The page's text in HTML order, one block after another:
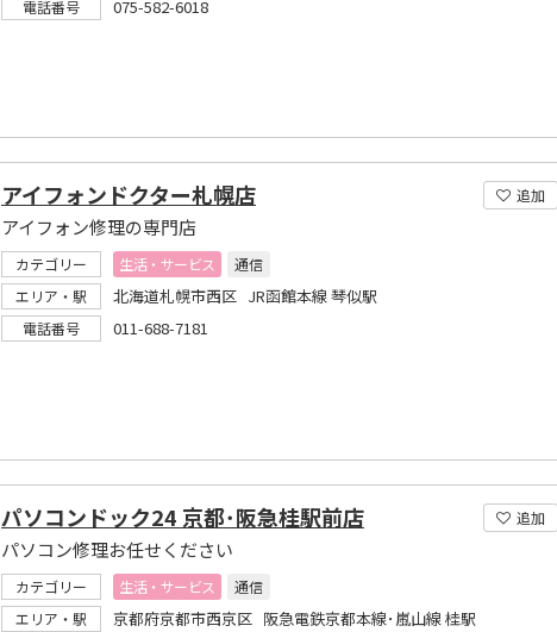
電話番号 075-582-6018
追加
アイフォンドクター札幌店
アイフォン修理の専門店
カテゴリー 生活・サービス
通信
エリア・駅
北海道札幌市西区 JR函館本線 琴似駅
電話番号 011-688-7181
追加
パソコンドック24 京都･阪急桂駅前店
パソコン修理お任せください
カテゴリー 生活・サービス
通信
エリア・駅
京都府京都市西京区 阪急電鉄京都本線･嵐山線 桂駅